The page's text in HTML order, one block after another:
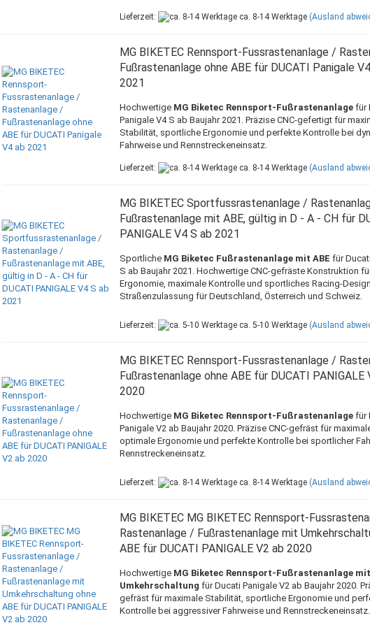
Lieferzeit: ca. 8-14 Werktage (Ausland
MG BIKETEC Rennsport-Fussrastenanlage /
Fußrastenanlage ohne ABE für DUCATI Panigale
2021
Hochwertige MG Biketec Rennsport-Fußrastenanlagefür
Panigale V4 S ab Baujahr 2021. Präzise CNC-gefertigt für
Stabilität, sportliche Ergonomie und perfekte Kontrolle bei
Fahrweise und Rennstreckeneinsatz.
Lieferzeit: ca. 8-14 Werktage (Ausland
MG BIKETEC Sportfussrastenanlage /
Fußrastenanlage mit ABE, gültig in D - A - CH für
PANIGALE V4 S ab 2021
Sportliche MG Biketec Fußrastenanlage mit ABE für
S ab Baujahr 2021. Hochwertige CNC-gefräste Konstruktion
Ergonomie, maximale Kontrolle und sportliches Racing-
Straßenzulassung für Deutschland, Österreich und Schweiz.
Lieferzeit: ca. 5-10 Werktage (Ausland
MG BIKETEC Rennsport-Fussrastenanlage /
Fußrastenanlage ohne ABE für DUCATI PANIGALE
2020
Hochwertige MG Biketec Rennsport-Fußrastenanlagefür
Panigale V2 ab Baujahr 2020. Präzise CNC-gefräst für
optimale Ergonomie und perfekte Kontrolle bei sportlicher
Rennstreckeneinsatz.
Lieferzeit: ca. 8-14 Werktage (Ausland
MG BIKETEC MG BIKETEC Rennsport-
Rastenanlage / Fußrastenanlage mit
ABE für DUCATI PANIGALE V2 ab 2020
Hochwertige MG Biketec Rennsport-Fußrastenanlage mit
Umkehrschaltung für Ducati Panigale V2 ab Baujahr 2020.
gefräst für maximale Stabilität, sportliche Ergonomie und
Kontrolle bei aggressiver Fahrweise und Rennstreckeneinsatz.